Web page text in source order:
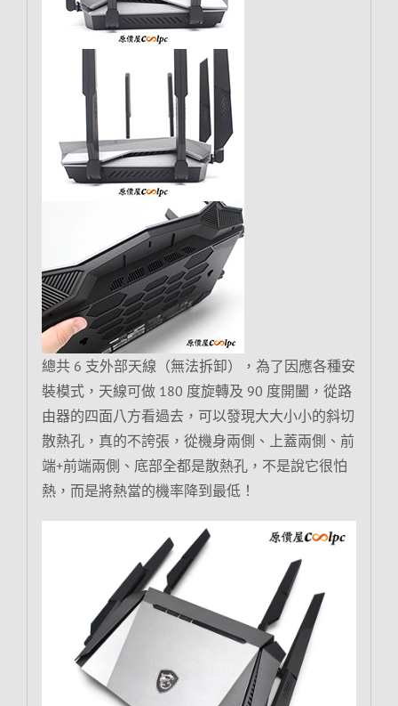
總共 6 支外部天線（無法拆卸），為了因應各種安
裝模式，天線可做 180 度旋轉及 90 度開闔，從路
由器的四面八方看過去，可以發現大大小小的斜切
散熱孔，真的不誇張，從機身兩側、上蓋兩側、前
端+前端兩側、底部全都是散熱孔，不是說它很怕
熱，而是將熱當的機率降到最低！